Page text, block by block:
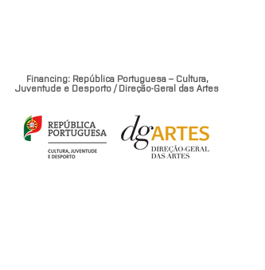
Financing: República Portuguesa – Cultura,
Juventude e Desporto / Direção-Geral das Artes